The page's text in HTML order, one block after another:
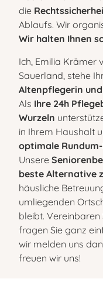
die
Ablaufs. Wir
Wir halten Ihnen
Ich, Emilia Krämer
Sauerland, stehe
Altenpflegerin
Als Ihre 24h
Wurzeln
in Ihrem Haushalt
optimale
Unsere
beste Alternative
häusliche
umliegenden
bleibt. Vereinbaren
fragen Sie ganz
wir melden uns
freuen wir uns!